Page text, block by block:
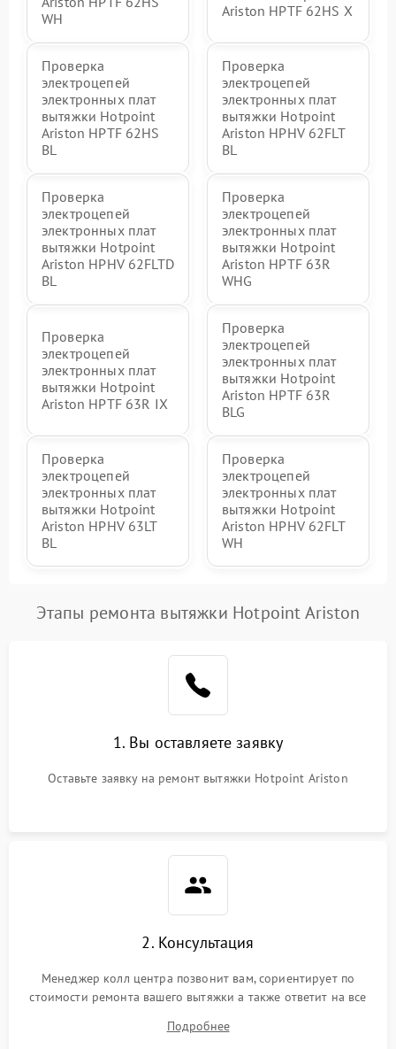
WH
Ariston HPTF 62HS X
Проверка
электроцепей
электронных плат
вытяжки Hotpoint
Ariston HPTF 62HS
BL
Проверка
электроцепей
электронных плат
вытяжки Hotpoint
Ariston HPHV 62FLT
BL
Проверка
электроцепей
электронных плат
вытяжки Hotpoint
Ariston HPHV 62FLTD
BL
Проверка
электроцепей
электронных плат
вытяжки Hotpoint
Ariston HPTF 63R
WHG
Проверка
электроцепей
электронных плат
вытяжки Hotpoint
Ariston HPTF 63R IX
Проверка
электроцепей
электронных плат
вытяжки Hotpoint
Ariston HPTF 63R
BLG
Проверка
электроцепей
электронных плат
вытяжки Hotpoint
Ariston HPHV 63LT
BL
Проверка
электроцепей
электронных плат
вытяжки Hotpoint
Ariston HPHV 62FLT
WH
Этапы ремонта вытяжки Hotpoint Ariston
1. Вы оставляете заявку
Оставьте заявку на ремонт вытяжки Hotpoint Ariston
2. Консультация
Менеджер колл центра позвонит вам, сориентирует по
стоимости ремонта вашего вытяжки а также ответит на все
Подробнее